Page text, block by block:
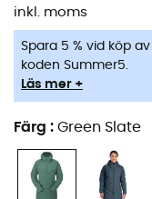
inkl. moms
Spara 5 % vid köp
koden Summer5.
Läs mer +
Färg : Green Slate
märket Rab kommer
vinteräventyr, från
komfort. Denna
parka